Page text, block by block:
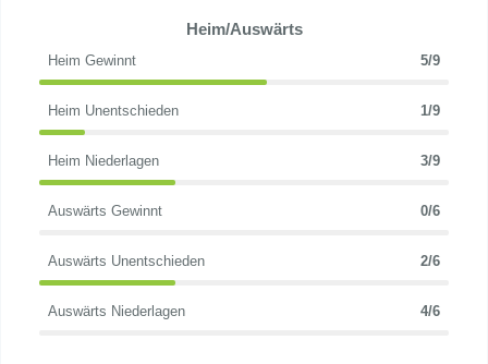
Heim/Auswärts
Heim Gewinnt 5/9
Heim Unentschieden 1/9
Heim Niederlagen 3/9
Auswärts Gewinnt 0/6
Auswärts Unentschieden 2/6
Auswärts Niederlagen 4/6